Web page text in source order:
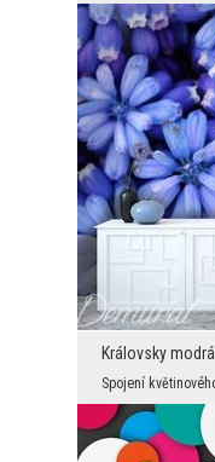
Královsky modrá